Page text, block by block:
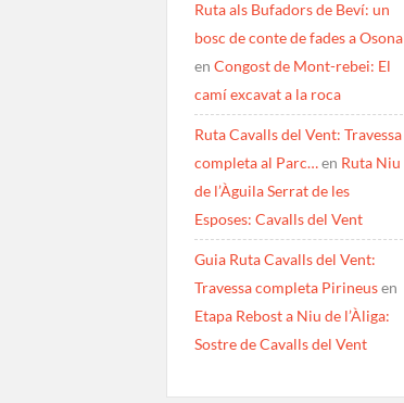
Ruta als Bufadors de Beví: un
bosc de conte de fades a Osona
en Congost de Mont-rebei: El
camí excavat a la roca
Ruta Cavalls del Vent: Travessa
completa al Parc…en Ruta Niu
de l’Àguila Serrat de les
Esposes: Cavalls del Vent
Guia Ruta Cavalls del Vent:
Travessa completa Pirineusen
Etapa Rebost a Niu de l’Àliga:
Sostre de Cavalls del Vent